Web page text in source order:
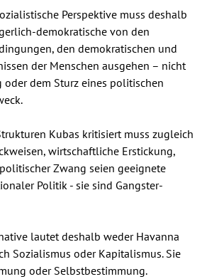
Perspektive muss deshalb
demokratische von den
den demokratischen und
der Menschen ausgehen – nicht
dem Sturz eines politischen
Kubas kritisiert muss zugleich
wirtschaftliche Erstickung,
Zwang seien geeignete
Politik - sie sind Gangster-
lautet deshalb weder Havanna
Sozialismus oder Kapitalismus. Sie
oder Selbstbestimmung.